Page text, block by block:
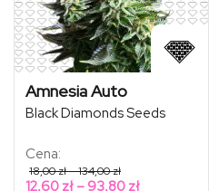
Amnesia Auto
Black Diamonds Seeds
Cena:
18,00zł–134,00złZakres
cen:
12,60 zł – 93,80 złZakres